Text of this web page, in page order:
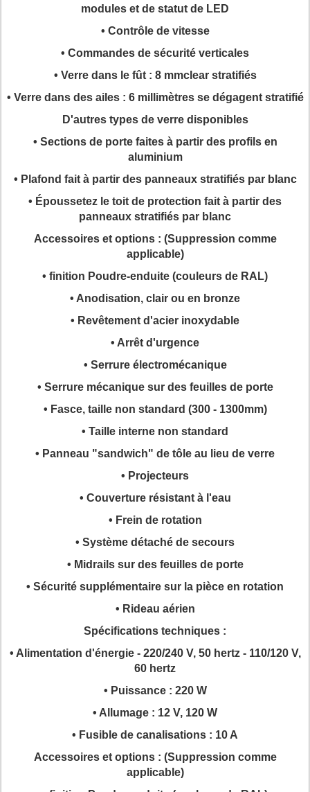
modules et de statut de LED
• Contrôle de vitesse
• Commandes de sécurité verticales
• Verre dans le fût : 8 mmclear stratifiés
• Verre dans des ailes : 6 millimètres se dégagent stratifié
D'autres types de verre disponibles
• Sections de porte faites à partir des profils en
aluminium
• Plafond fait à partir des panneaux stratifiés par blanc
• Époussetez le toit de protection fait à partir des
panneaux stratifiés par blanc
Accessoires et options : (Suppression comme
applicable)
• finition Poudre-enduite (couleurs de RAL)
• Anodisation, clair ou en bronze
• Revêtement d'acier inoxydable
• Arrêt d'urgence
• Serrure électromécanique
• Serrure mécanique sur des feuilles de porte
• Fasce, taille non standard (300 - 1300mm)
• Taille interne non standard
• Panneau "sandwich" de tôle au lieu de verre
• Projecteurs
• Couverture résistant à l'eau
• Frein de rotation
• Système détaché de secours
• Midrails sur des feuilles de porte
• Sécurité supplémentaire sur la pièce en rotation
• Rideau aérien
Spécifications techniques :
• Alimentation d'énergie - 220/240 V, 50 hertz - 110/120 V,
60 hertz
• Puissance : 220 W
• Allumage : 12 V, 120 W
• Fusible de canalisations : 10 A
Accessoires et options : (Suppression comme
applicable)